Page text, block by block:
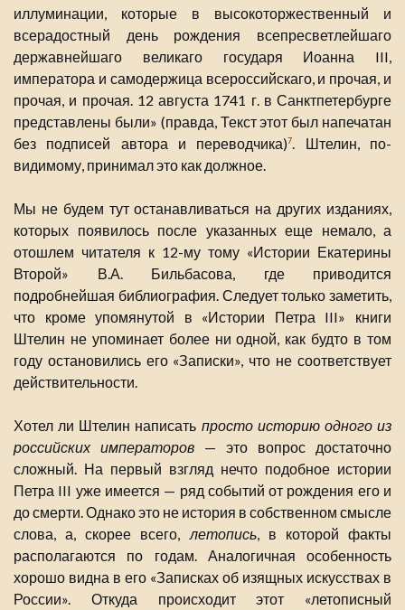
иллуминации, которые в высокоторжественный и
всерадостный день рождения всепресветлейшаго
державнейшаго великаго государя Иоанна III,
императора и самодержица всероссийскаго, и прочая, и
прочая, и прочая. 12 августа 1741 г. в Санктпетербурге
представлены были» (правда, Текст этот был напечатан
без подписей автора и переводчика)7
. Штелин, по-
видимому, принимал это как должное.
Мы не будем тут останавливаться на других изданиях,
которых появилось после указанных еще немало, а
отошлем читателя к 12-му тому «Истории Екатерины
Второй» В.А. Бильбасова, где приводится
подробнейшая библиография. Следует только заметить,
что кроме упомянутой в «Истории Петра III» книги
Штелин не упоминает более ни одной, как будто в том
году остановились его «Записки», что не соответствует
действительности.
Хотел ли Штелин написать просто историю одного из
российских императоров — это вопрос достаточно
сложный. На первый взгляд нечто подобное истории
Петра III уже имеется — ряд событий от рождения его и
до смерти. Однако это не история в собственном смысле
слова, а, скорее всего, летопись, в которой факты
располагаются по годам. Аналогичная особенность
хорошо видна в его «Записках об изящных искусствах в
России». Откуда происходит этот «летописный